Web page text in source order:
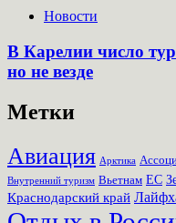
Новости
В Карелии число
но не везде
Метки
Авиация Арктика
Внутренний туризм Вьетнам ЕС
Краснодарский край